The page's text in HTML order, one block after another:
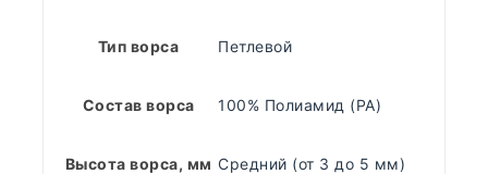
Тип ворса Петлевой
Состав ворса 100% Полиамид (PA)
Высота ворса, мм Средний (от 3 до 5 мм)